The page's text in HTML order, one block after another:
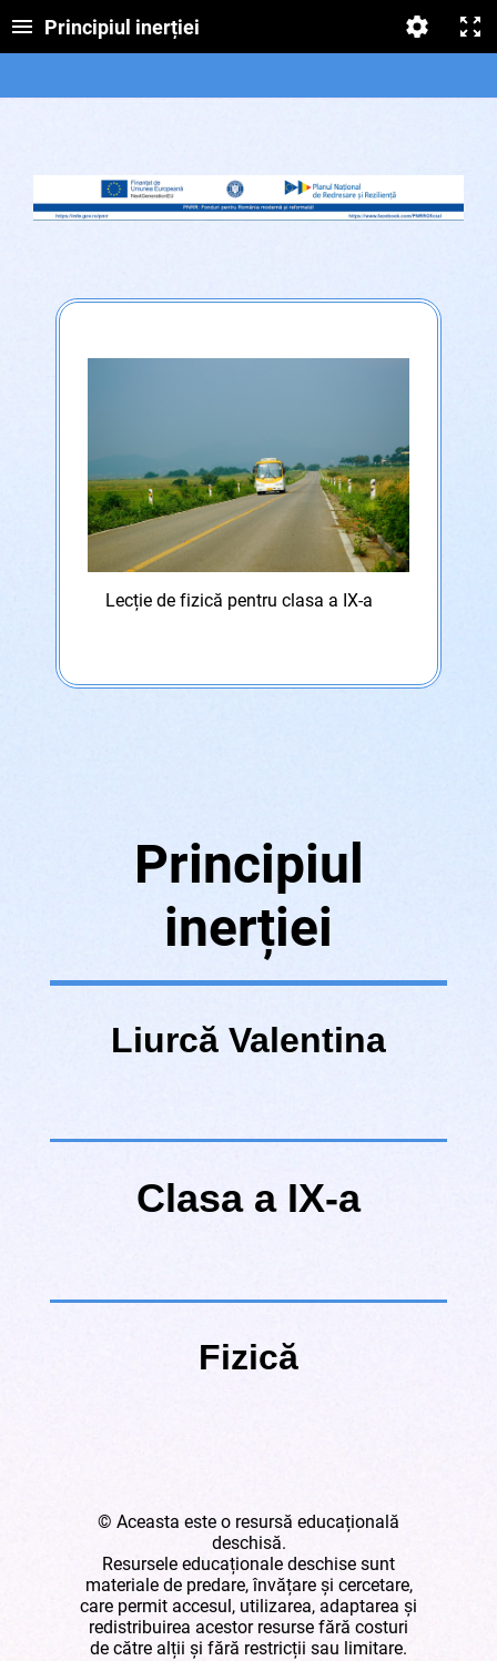
Principiul inerției
Lecție de fizică pentru clasa a IX-a
Principiul
inerției
Liurcă Valentina
Clasa a IX-a
Fizică
© Aceasta este o resursă educațională
deschisă.
Resursele educaționale deschise sunt
materiale de predare, învățare și cercetare,
care permit accesul, utilizarea, adaptarea și
redistribuirea acestor resurse fără costuri
de către alții și fără restricții sau limitare.